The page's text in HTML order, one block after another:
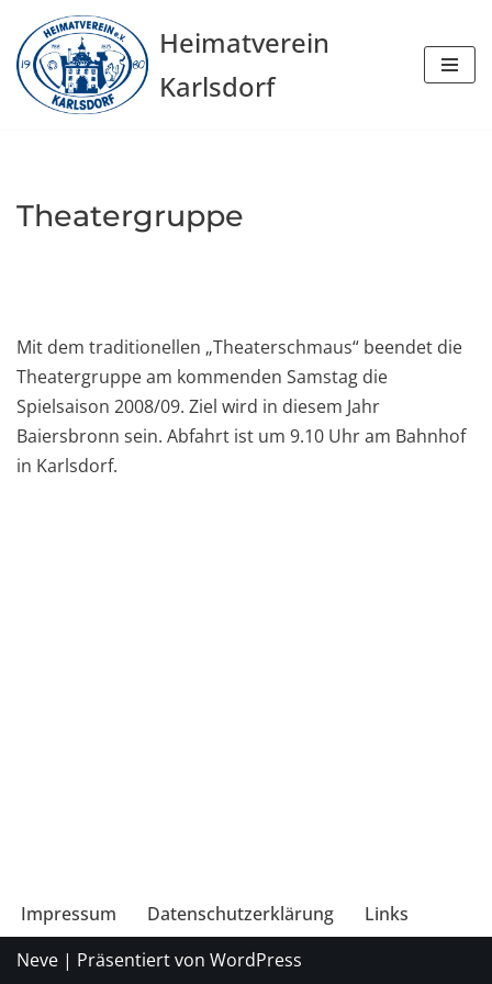
Zum
Inhalt
springen
Heimatverein
Karlsdorf
Theatergruppe
Mit dem traditionellen „Theaterschmaus“ beendet die
Theatergruppe am kommenden Samstag die
Spielsaison 2008/09. Ziel wird in diesem Jahr
Baiersbronn sein. Abfahrt ist um 9.10 Uhr am Bahnhof
in Karlsdorf.
Impressum Datenschutzerklärung
Links
Neve | Präsentiert von WordPress